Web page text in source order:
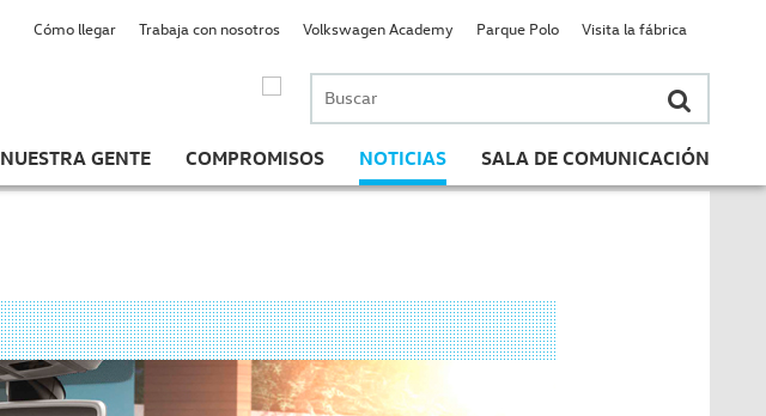
Buscar
por:
NUESTRA GENTE COMPROMISOS NOTICIAS SALA DE COMUNICACIÓN
Cómo llegar Trabaja con nosotros Volkswagen Academy Parque Polo Visita la fábrica